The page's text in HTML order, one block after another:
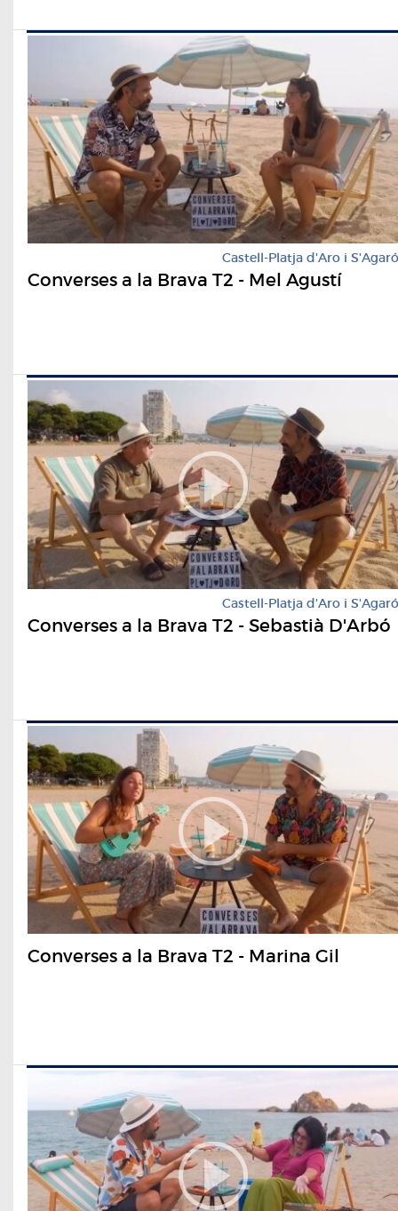
Castell-Platja d'Aro i S'Agaró
Converses a la Brava T2 - Mel Agustí
Castell-Platja d'Aro i S'Agaró
Converses a la Brava T2 - Sebastià D'Arbó
Converses a la Brava T2 - Marina Gil